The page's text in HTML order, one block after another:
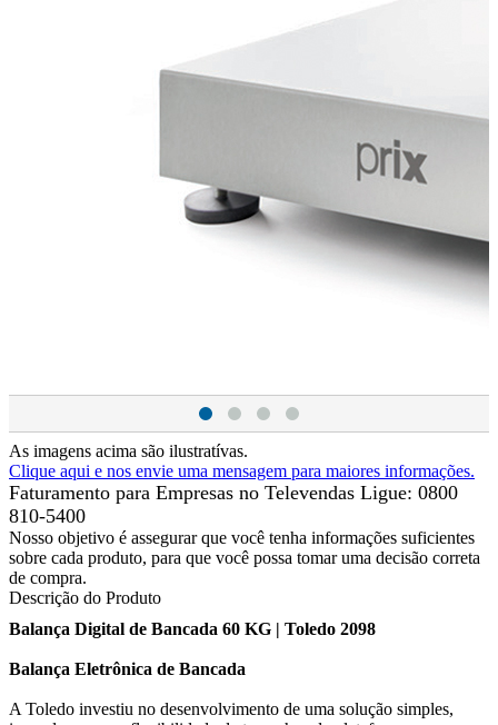
As imagens acima são ilustratívas.
Clique aqui e nos envie uma mensagem para maiores informações.
Faturamento para Empresas no Televendas Ligue: 0800
810-5400
Nosso objetivo é assegurar que você tenha informações suficientes
sobre cada produto, para que você possa tomar uma decisão correta
de compra.
Descrição do Produto
Balança Digital de Bancada 60 KG | Toledo 2098
Balança Eletrônica de Bancada
A Toledo investiu no desenvolvimento de uma solução simples,